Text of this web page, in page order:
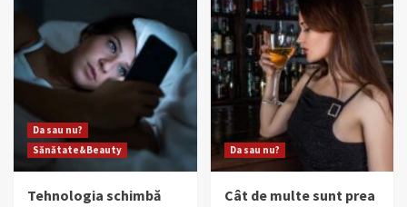
Da sau nu?
Sănătate&Beauty
Tehnologia schimbă
Da sau nu?
Cât de multe sunt prea